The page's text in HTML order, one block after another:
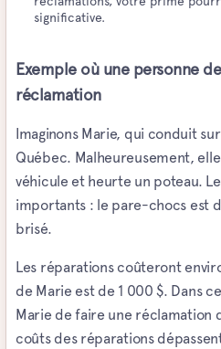
significative.
Exemple où une personne
réclamation
Imaginons Marie, qui conduit
Québec. Malheureusement,
véhicule et heurte un poteau.
importants : le pare-chocs est
brisé.
Les réparations coûteront
de Marie est de 1 000 $. Dans
Marie de faire une réclamation
coûts des réparations